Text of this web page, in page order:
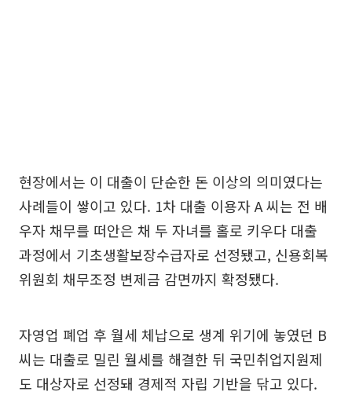
현장에서는 이 대출이 단순한 돈 이상의 의미였다는
사례들이 쌓이고 있다. 1차 대출 이용자 A 씨는 전 배
우자 채무를 떠안은 채 두 자녀를 홀로 키우다 대출
과정에서 기초생활보장수급자로 선정됐고, 신용회복
위원회 채무조정 변제금 감면까지 확정됐다.
자영업 폐업 후 월세 체납으로 생계 위기에 놓였던 B
씨는 대출로 밀린 월세를 해결한 뒤 국민취업지원제
도 대상자로 선정돼 경제적 자립 기반을 닦고 있다.